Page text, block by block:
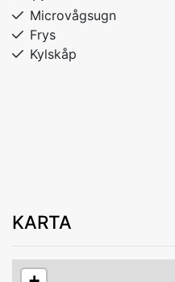
Microvågsugn
Frys
Kylskåp
KARTA